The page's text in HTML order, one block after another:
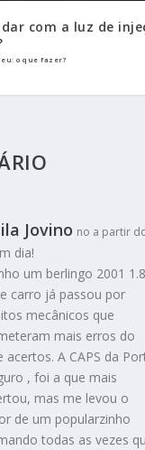
com a luz de
o que fazer?
Jovino no a partir
dia!
um berlingo 2001
carro já passou por
mecânicos que
mais erros do
acertos. A CAPS da
, foi a que mais
mas me levou o
de um popularzinho
todas as vezes